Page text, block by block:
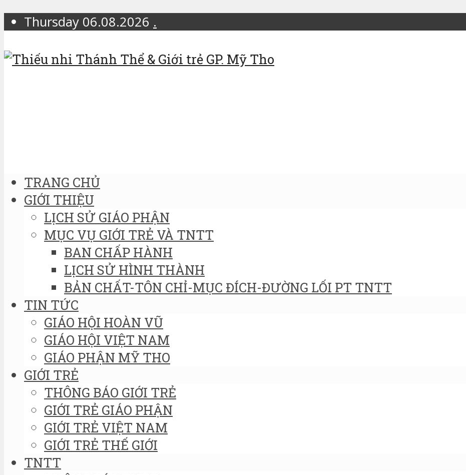
Thursday 06.08.2026 .
TRANG CHỦ
GIỚI THIỆU
LỊCH SỬ GIÁO PHẬN
MỤC VỤ GIỚI TRẺ VÀ TNTT
BAN CHẤP HÀNH
LỊCH SỬ HÌNH THÀNH
BẢN CHẤT-TÔN CHỈ-MỤC ĐÍCH-ĐƯỜNG LỐI PT TNTT
TIN TỨC
GIÁO HỘI HOÀN VŨ
GIÁO HỘI VIỆT NAM
GIÁO PHẬN MỸ THO
GIỚI TRẺ
THÔNG BÁO GIỚI TRẺ
GIỚI TRẺ GIÁO PHẬN
GIỚI TRẺ VIỆT NAM
GIỚI TRẺ THẾ GIỚI
TNTT